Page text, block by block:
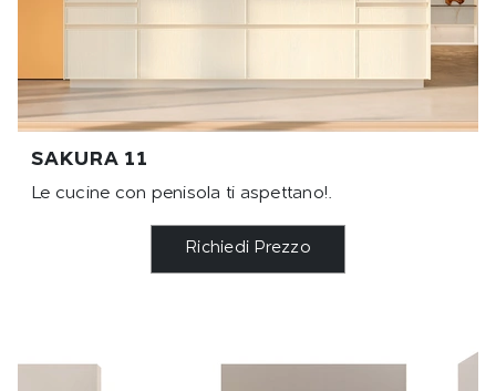
SAKURA 11
Le cucine con penisola ti aspettano!.
Richiedi Prezzo